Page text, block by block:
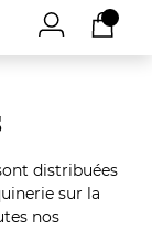
distribuées
sur la
nos